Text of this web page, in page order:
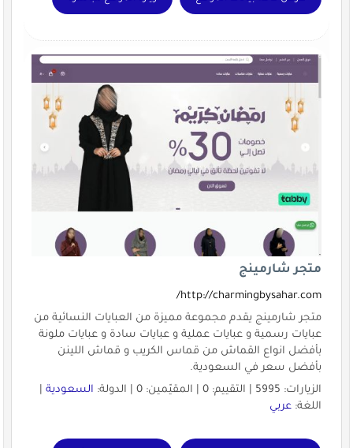
متجر شارمينج
http://charmingbysahar.com/
متجر شارمينج يقدم مجموعة مميزة من العبايات النسائية من
عبايات رسمية و عبايات عملية و عبايات سادة و عبايات ملونة
بأفضل انواع القماش من قماس الكريب و قماش اللينن
بأفضل سعر في السعودية.
الزيارات: 5995 | التقييم: 0 | المقيّمين: 0 | الدولة:
السعودية|
اللغة: عربي